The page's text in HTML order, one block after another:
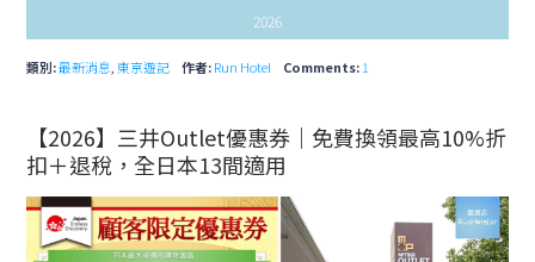
2026
類別:最新消息 ,東京遊記 作者:Run Hotel Comments:1
【2026】三井Outlet優惠券｜免費換領最高10%折
扣＋退稅，全日本13間適用